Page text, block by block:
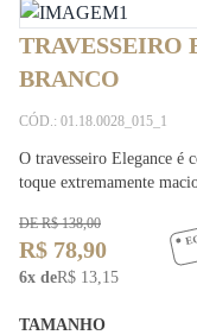
TRAVESSEIRO
BRANCO
CÓD.: 01.18.0028_015_1
O travesseiro Elegance é
toque extremamente
DE R$ 138,00
R$ 78,90
6x deR$ 13,15
TAMANHO